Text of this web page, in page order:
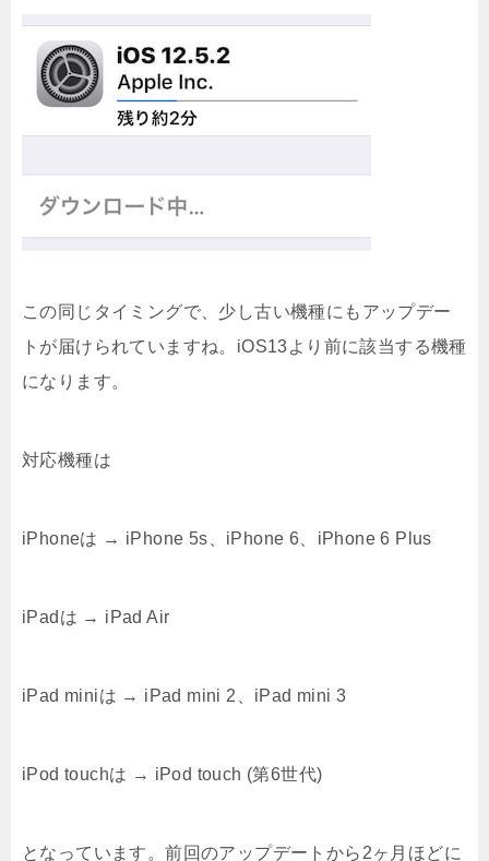
この同じタイミングで、少し古い機種にもアップデー
トが届けられていますね。iOS13より前に該当する機種
になります。
対応機種は
iPhoneは → iPhone 5s、iPhone 6、iPhone 6 Plus
iPadは → iPad Air
iPad miniは → iPad mini 2、iPad mini 3
iPod touchは → iPod touch (第6世代)
となっています。前回のアップデートから2ヶ月ほどに